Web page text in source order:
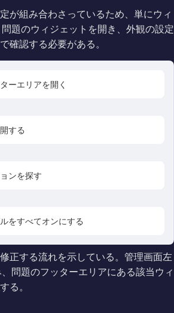
が組み合わさっているため、単にウィ
題のウィジェットを開き、外観の設定
確認する必要がある。
ーエリアを開く
する
ンを探す
をすべてオンにする
正する流れを示している。管理画面左
問題のフッターエリアにある該当ウィ
る。